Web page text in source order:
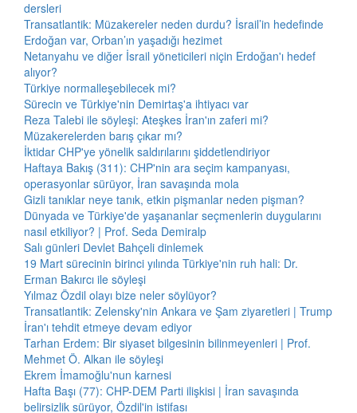
dersleri
Transatlantik: Müzakereler neden durdu? İsrail’in hedefinde
Erdoğan var, Orban’ın yaşadığı hezimet
Netanyahu ve diğer İsrail yöneticileri niçin Erdoğan'ı hedef
alıyor?
Türkiye normalleşebilecek mi?
Sürecin ve Türkiye'nin Demirtaş'a ihtiyacı var
Reza Talebi ile söyleşi: Ateşkes İran'ın zaferi mi?
Müzakerelerden barış çıkar mı?
İktidar CHP'ye yönelik saldırılarını şiddetlendiriyor
Haftaya Bakış (311): CHP'nin ara seçim kampanyası,
operasyonlar sürüyor, İran savaşında mola
Gizli tanıklar neye tanık, etkin pişmanlar neden pişman?
Dünyada ve Türkiye'de yaşananlar seçmenlerin duygularını
nasıl etkiliyor? | Prof. Seda Demiralp
Salı günleri Devlet Bahçeli dinlemek
19 Mart sürecinin birinci yılında Türkiye'nin ruh hali: Dr.
Erman Bakırcı ile söyleşi
Yılmaz Özdil olayı bize neler söylüyor?
Transatlantik: Zelensky'nin Ankara ve Şam ziyaretleri | Trump
İran'ı tehdit etmeye devam ediyor
Tarhan Erdem: Bir siyaset bilgesinin bilinmeyenleri | Prof.
Mehmet Ö. Alkan ile söyleşi
Ekrem İmamoğlu'nun karnesi
Hafta Başı (77): CHP-DEM Parti ilişkisi | İran savaşında
belirsizlik sürüyor, Özdil'in istifası